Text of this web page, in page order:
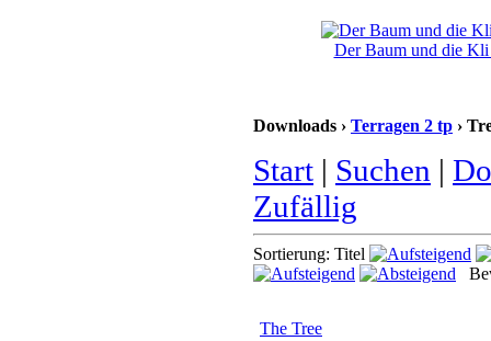
Der Baum und die Kli
Downloads › Terragen 2 tp ›
Start | Suchen |
Zufällig
Sortierung: Titel
The Tree